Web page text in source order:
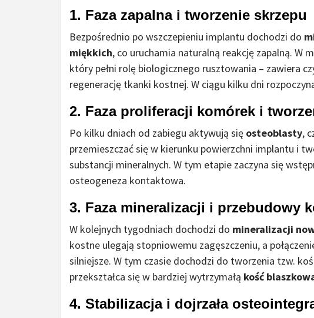
1. Faza zapalna i tworzenie skrzepu
Bezpośrednio po wszczepieniu implantu dochodzi do
miękkich, co uruchamia naturalną reakcję zapalną. W
który pełni rolę biologicznego rusztowania – zawiera
regenerację tkanki kostnej. W ciągu kilku dni
2. Faza proliferacji komórek i
Po kilku dniach od zabiegu aktywują się osteoblasty,
przemieszczać się w kierunku powierzchni implantu i
substancji mineralnych. W tym etapie zaczyna się
osteogeneza kontaktowa.
3. Faza mineralizacji i przebudowy
W kolejnych tygodniach dochodzi do mineralizacji
kostne ulegają stopniowemu zagęszczeniu, a
silniejsze. W tym czasie dochodzi do tworzenia tzw.
przekształca się w bardziej wytrzymałą kość
4. Stabilizacja i dojrzała